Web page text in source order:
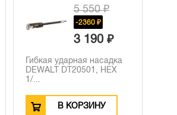
5 550 ₽
-2360 ₽
3 190 ₽
Гибкая ударная насадка
DEWALT DT20501, HEX
1/...
В КОРЗИНУ